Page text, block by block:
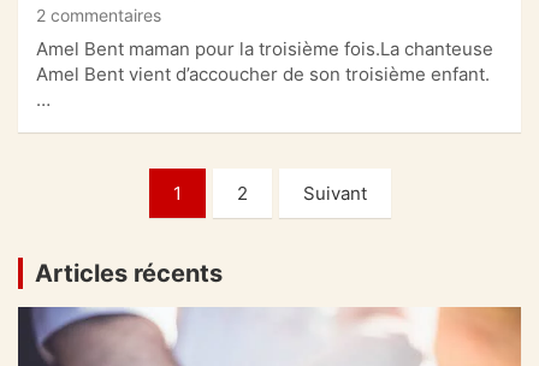
2 commentaires
Amel Bent maman pour la troisième fois.La chanteuse
Amel Bent vient d’accoucher de son troisième enfant.
…
publications
1 2 Suivant
Articles récents